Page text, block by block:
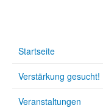
Startseite
Verstärkung gesucht!
Veranstaltungen